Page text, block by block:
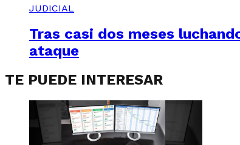
JUDICIAL
Tras casi dos meses
ataque
TE PUEDE INTERESAR